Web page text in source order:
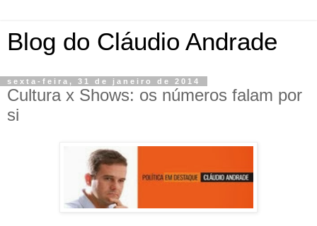
Blog do Cláudio Andrade
sexta-feira, 31 de janeiro de 2014
Cultura x Shows: os números falam por
si